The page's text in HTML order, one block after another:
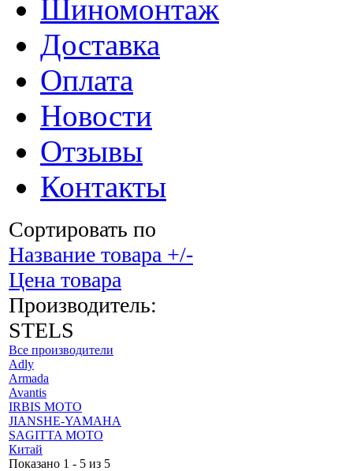
Шиномонтаж
Доставка
Оплата
Новости
Отзывы
Контакты
Сортировать по
Название товара +/-
Цена товара
Производитель:
STELS
Все производители
Adly
Armada
Avantis
IRBIS MOTO
JIANSHE-YAMAHA
SAGITTA MOTO
Китай
Показано 1 - 5 из 5